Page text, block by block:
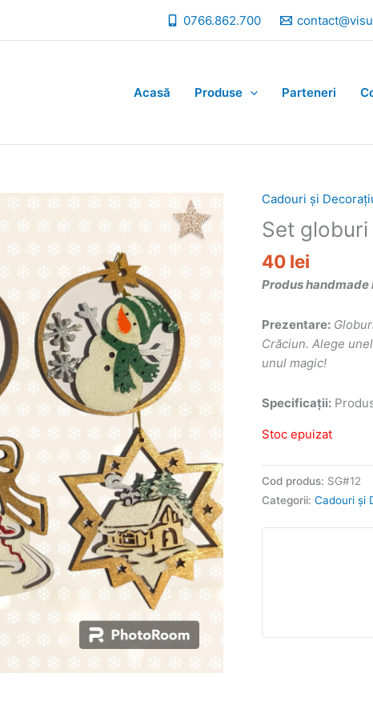
0766.862.700
Acasă Produse Parteneri
Cadouri și
Set globuri
40 lei
Produs handmade
Prezentare:
Crăciun. Alege
unul magic!
Specificații:
Stoc epuizat
Cod produs: SG#12
Categorii: Cadouri și